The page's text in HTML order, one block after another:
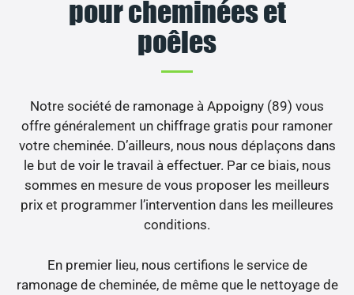
pour cheminées et
poêles
Notre société de ramonage à Appoigny (89) vous
offre généralement un chiffrage gratis pour ramoner
votre cheminée. D’ailleurs, nous nous déplaçons dans
le but de voir le travail à effectuer. Par ce biais, nous
sommes en mesure de vous proposer les meilleurs
prix et programmer l’intervention dans les meilleures
conditions.
En premier lieu, nous certifions le service de
ramonage de cheminée, de même que le nettoyage de